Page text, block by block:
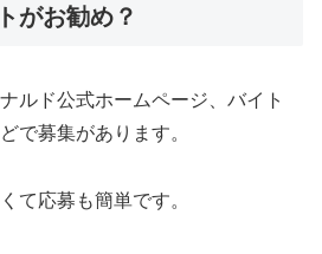
がお勧め？
ルド公式ホームページ、バイト
で募集があります。
て応募も簡単です。